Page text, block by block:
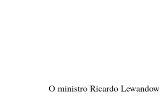
O ministro Ricardo